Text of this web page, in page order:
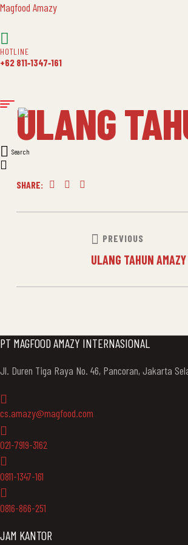
Magfood Amazy
HOTLINE
+62 811‑1347‑161
Search
ULANG
SHARE:
NAVIGATION
PREVIOUS
ULANG TAHUN AMAZY
PT MAGFOOD AMAZY INTERNASIONAL
Jl. Duren Tiga Raya No. 46, Pancoran, Jakarta
cs.amazy@magfood.com
021-7919-3162
0811-1347-161
0816-866-251
JAM KANTOR